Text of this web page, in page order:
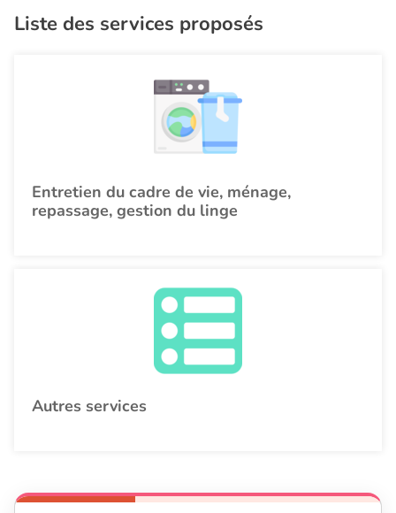
Liste des services proposés
Entretien du cadre de vie, ménage,
repassage, gestion du linge
Autres services